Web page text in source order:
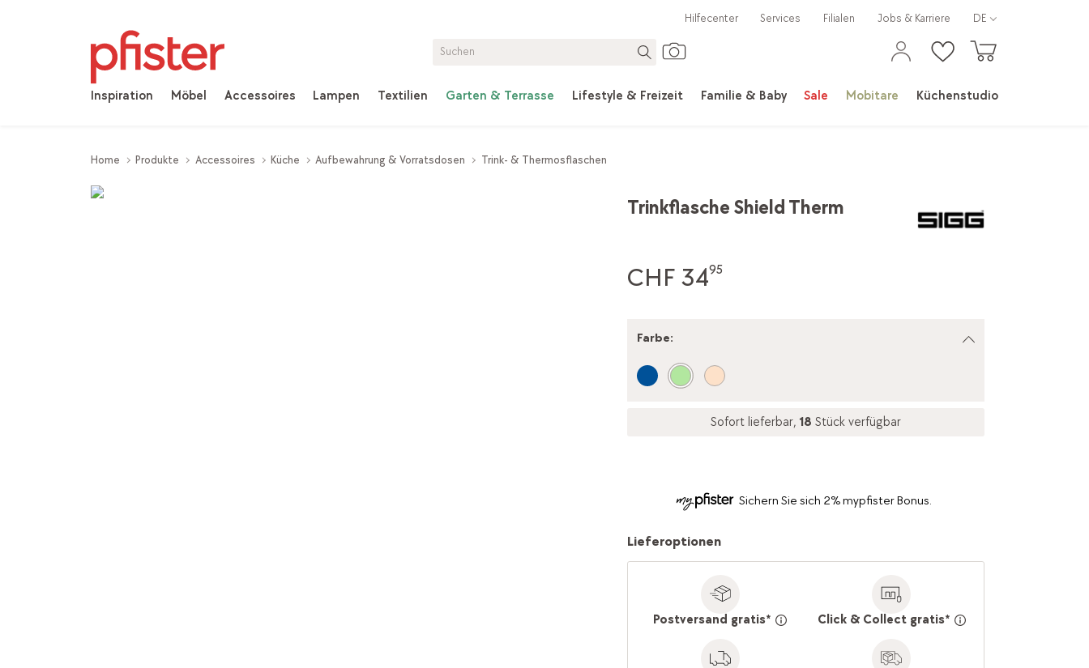
Inspiration Möbel Accessoires Lampen Textilien Garten & Terrasse Lifestyle & Freizeit Familie & Baby Sale Mobitare Küchenstudio
Hilfecenter Services Filialen Jobs & Karriere DE
Home Produkte Accessoires Küche Aufbewahrung & Vorratsdosen Trink- & Thermosflaschen
Trinkflasche Shield Therm
CHF 3495
Farbe:
Sofort lieferbar,18 Stück verfügbar
Sichern Sie sich 2% mypfister Bonus.
Lieferoptionen
Postversand gratis* Click & Collect gratis*